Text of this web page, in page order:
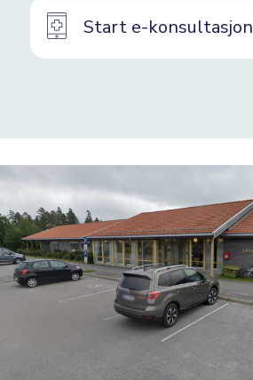
Start e-konsultasjon